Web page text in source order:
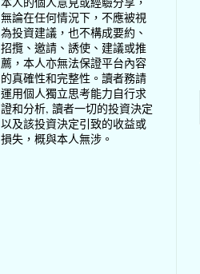
無論在任何情況下，不應被視
為投資建議，也不構成要約、
招攬、邀請、誘使、建議或推
薦，本人亦無法保證平台內容
的真確性和完整性。讀者務請
運用個人獨立思考能力自行求
證和分析, 讀者一切的投資決定
以及該投資決定引致的收益或
損失，概與本人無涉。